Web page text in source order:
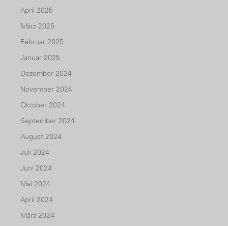
April 2025
März 2025
Februar 2025
Januar 2025
Dezember 2024
November 2024
Oktober 2024
September 2024
August 2024
Juli 2024
Juni 2024
Mai 2024
April 2024
März 2024